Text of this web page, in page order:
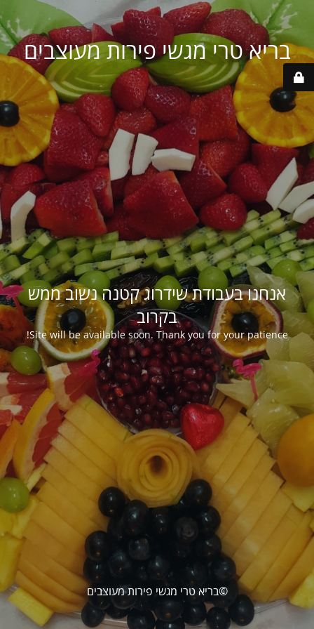
בריא טרי מגשי פירות מעוצבים
אנחנו בעבודת שידרוג קטנה נשוב ממש
בקרוב
Site will be available soon. Thank you for your patience!
©בריא טרי מגשי פירות מעוצבים